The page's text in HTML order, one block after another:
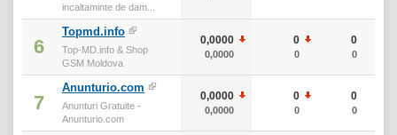
incaltaminte de dam...
6
Topmd.info
Top-MD.info & Shop
GSM Moldova
0,0000
0,0000
0
0
0
0
7
Anunturio.com
Anunturi Gratuite -
Anunturio.com
0,0000
0,0000
0
0
0
0